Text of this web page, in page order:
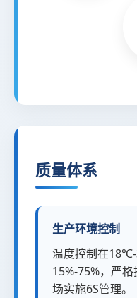
质量体系
生产环境控制
温度控制在
15%-75%，严
场实施6S管理。